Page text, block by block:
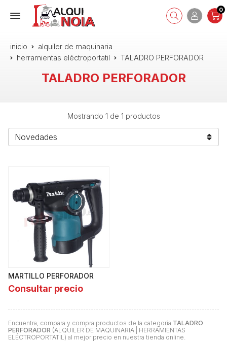
0
inicio
alquiler de maquinaria
herramientas eléctroportatil
TALADRO PERFORADOR
TALADRO PERFORADOR
Encuentra, compara y compra productos de la categoría TALADRO
PERFORADOR (ALQUILER DE MAQUINARIA | HERRAMIENTAS
ELÉCTROPORTATIL) al mejor precio en nuestra tienda online.
Mostrando 1 de 1 productos
MARTILLO PERFORADOR
Consultar precio